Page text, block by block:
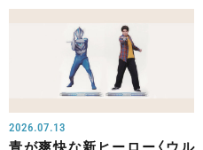
2026.07.13
青が爽快な新ヒーロー〈ウル